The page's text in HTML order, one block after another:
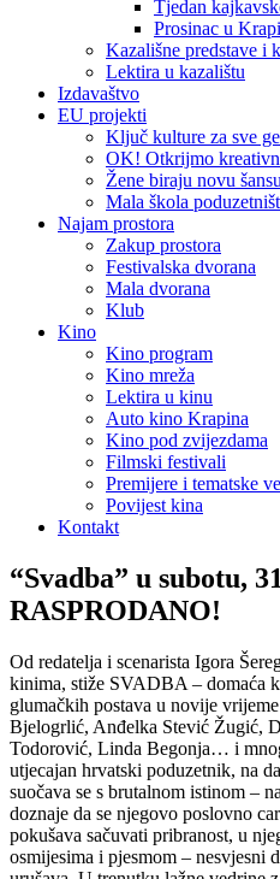
Tjedan
Prosinac u
Kazališne predstave i
Lektira u kazalištu
Izdavaštvo
EU projekti
Ključ kulture za sve
OK! Otkrijmo
Žene biraju novu šansu
Mala škola
Najam prostora
Zakup prostora
Festivalska dvorana
Mala dvorana
Klub
Kino
Kino program
Kino mreža
Lektira u kinu
Auto kino Krapina
Kino pod zvijezdama
Filmski festivali
Premijere i tematske
Povijest kina
Kontakt
“Svadba” u subotu,
RASPRODANO!
Od redatelja i scenarista Igora
kinima, stiže SVADBA – domaća
glumačkih postava u novije
Bjelogrlić, Anđelka Stević Žugić,
Todorović, Linda Begonja… i
utjecajan hrvatski poduzetnik, na
suočava se s brutalnom istinom –
doznaje da se njegovo poslovno
pokušava sačuvati pribranost, u
osmijesima i pjesmom – nesvjesni